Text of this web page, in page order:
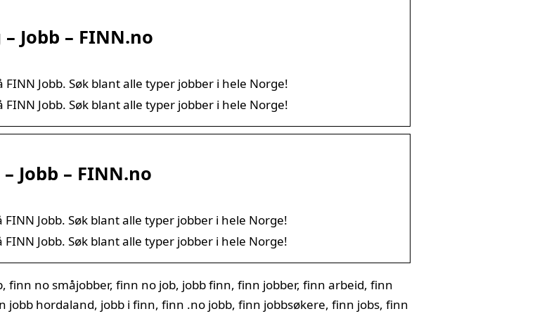
Jobb – FINN.no
Jobb. Søk blant alle typer jobber i hele Norge!
Jobb. Søk blant alle typer jobber i hele Norge!
Jobb – FINN.no
Jobb. Søk blant alle typer jobber i hele Norge!
Jobb. Søk blant alle typer jobber i hele Norge!
finn no småjobber, finn no job, jobb finn, finn jobber, finn arbeid, finn
jobb hordaland, jobb i finn, finn .no jobb, finn jobbsøkere, finn jobs, finn